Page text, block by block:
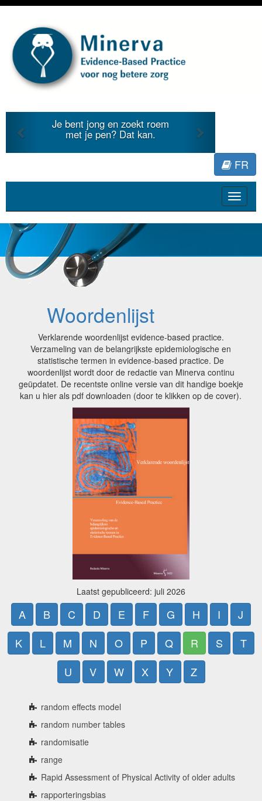
Je bent jong en zoekt roem
met je pen? Dat kan.
Previous
FR
Toggle
Woordenlijst
Verklarende woordenlijst evidence-based practice.
Verzameling van de belangrijkste epidemiologische en
statistische termen in evidence-based practice. De
woordenlijst wordt door de redactie van Minerva continu
geüpdatet. De recentste online versie van dit handige boekje
kan u hier als pdf downloaden (door te klikken op de cover).
Laatst gepubliceerd: juli 2026
A B C D E F G H I
J
K
L M N O P Q R S
T
U
V W X Y Z
random effects model
random number tables
randomisatie
range
Rapid Assessment of Physical Activity of older adults
rapporteringsbias